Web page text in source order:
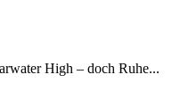
High – doch Ruhe...